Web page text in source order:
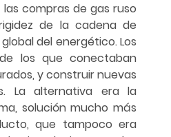
compras de gas ruso
de la cadena de
del energético. Los
los que conectaban
y construir nuevas
La alternativa era la
solución mucho más
que tampoco era